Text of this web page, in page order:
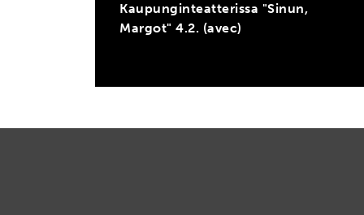
Kaupunginteatterissa "Sinun,
Margot" 4.2. (avec)